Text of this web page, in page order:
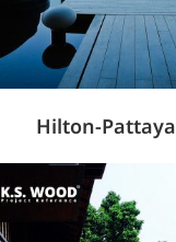
Hilton-Pattaya